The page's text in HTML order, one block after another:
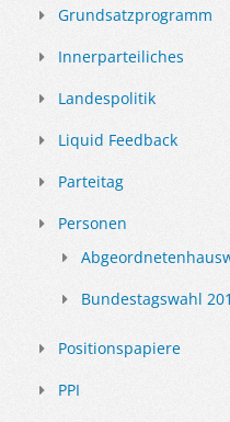
Grundsatzprogramm
Innerparteiliches
Landespolitik
Liquid Feedback
Parteitag
Personen
Bundestagswahl
Positionspapiere
PPI